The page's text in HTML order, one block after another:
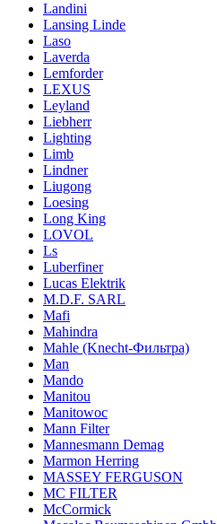
Landini
Lansing Linde
Laso
Laverda
Lemforder
LEXUS
Leyland
Liebherr
Lighting
Limb
Lindner
Liugong
Loesing
Long King
LOVOL
Ls
Luberfiner
Lucas Elektrik
M.D.F. SARL
Mafi
Mahindra
Mahle (Knecht-Фильтра)
Man
Mando
Manitou
Manitowoc
Mann Filter
Mannesmann Demag
Marmon Herring
MASSEY FERGUSON
MC FILTER
McCormick